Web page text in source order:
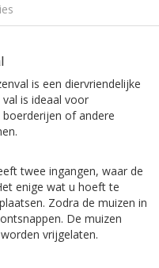
is een diervriendelijke
is ideaal voor
of andere
twee ingangen, waar de
enige wat u hoeft te
Zodra de muizen in
De muizen
vrijgelaten.